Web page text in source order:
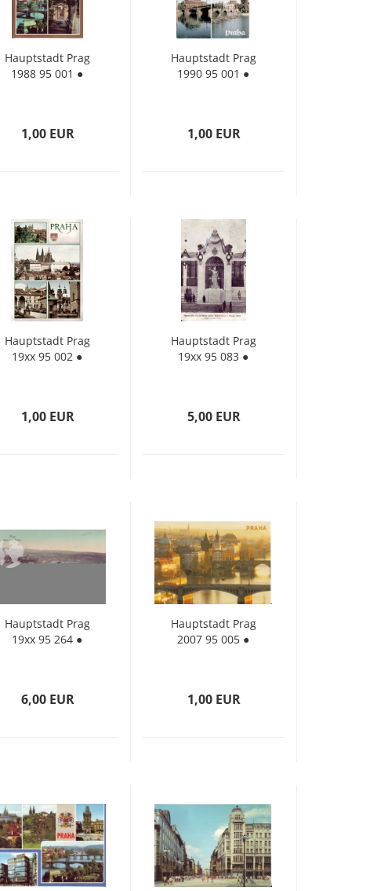
Haupt­stadt Prag
1988 95 001 ●
1,00 EUR
Haupt­stadt Prag
1990 95 001 ●
1,00 EUR
Haupt­stadt Prag
19xx 95 002 ●
1,00 EUR
Haupt­stadt Prag
19xx 95 083 ●
5,00 EUR
Haupt­stadt Prag
19xx 95 264 ●
6,00 EUR
Haupt­stadt Prag
2007 95 005 ●
1,00 EUR